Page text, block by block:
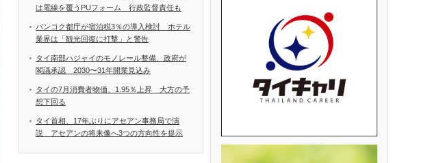
は電線を覆うPUフォーム 行政監督責任も
バンコク都庁が宿泊税3％の導入検討 ホテル
業界は「観光回復に打撃」と警告
タイ南部ハジャイのモノレール整備、政府が
閣議承認 2030〜31年開業見込み
タイの7月消費者物価、1.95％上昇 大方の予
想下回る
タイ首相、17年ぶりにアセアン事務局で演
説 アセアンの将来像へ3つの方向性を提示